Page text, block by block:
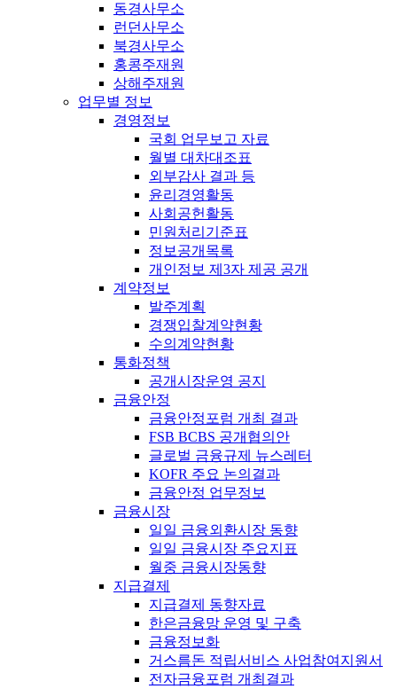
동경사무소
런던사무소
북경사무소
홍콩주재원
상해주재원
업무별 정보
경영정보
국회 업무보고 자료
월별 대차대조표
외부감사 결과 등
윤리경영활동
사회공헌활동
민원처리기준표
정보공개목록
개인정보 제3자 제공 공개
계약정보
발주계획
경쟁입찰계약현황
수의계약현황
통화정책
공개시장운영 공지
금융안정
금융안정포럼 개최 결과
FSB BCBS 공개협의안
글로벌 금융규제 뉴스레터
KOFR 주요 논의결과
금융안정 업무정보
금융시장
일일 금융외환시장 동향
일일 금융시장 주요지표
월중 금융시장동향
지급결제
지급결제 동향자료
한은금융망 운영 및 구축
금융정보화
거스름돈 적립서비스 사업참여지원서
전자금융포럼 개최결과